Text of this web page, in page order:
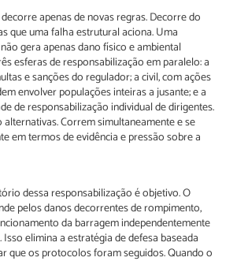
apenas de novas regras. Decorre do
que uma falha estrutural aciona. Uma
gera apenas dano físico e ambiental
esferas de responsabilização em paralelo: a
e sanções do regulador; a civil, com ações
envolver populações inteiras a jusante; e a
de responsabilização individual de dirigentes.
alternativas. Correm simultaneamente e se
em termos de evidência e pressão sobre a
dessa responsabilização é objetivo. O
pelos danos decorrentes de rompimento,
da barragem independentemente
Isso elimina a estratégia de defesa baseada
que os protocolos foram seguidos. Quando o